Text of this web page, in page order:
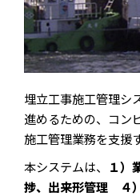
埋立工事施工管理シ
進めるための、コン
施工管理業務を支援
本システムは、
１）
捗、出来形管理 ４